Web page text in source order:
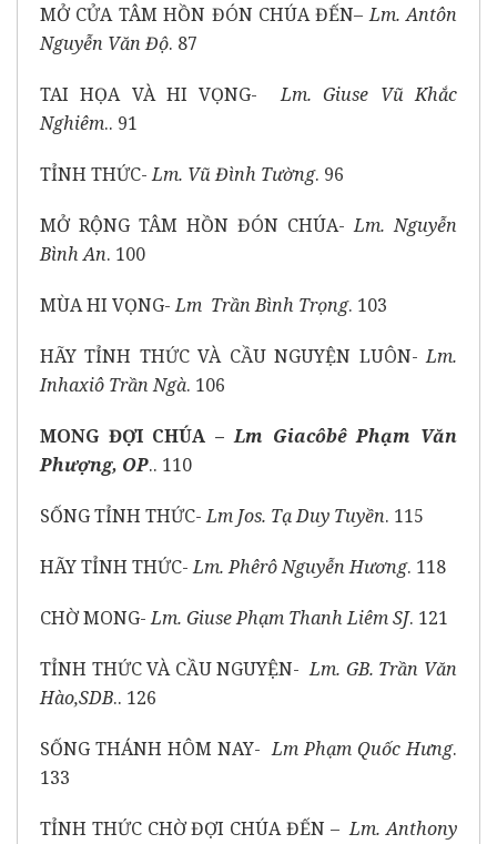
MỞ CỬA TÂM HỒN ĐÓN CHÚA ĐẾN– Lm. Antôn
Nguyễn Văn Độ. 87
TAI HỌA VÀ HI VỌNG-Lm. Giuse Vũ Khắc
Nghiêm.. 91
TỈNH THỨC-Lm. Vũ Đình Tường. 96
MỞ RỘNG TÂM HỒN ĐÓN CHÚA-Lm. Nguyễn
Bình An. 100
MÙA HI VỌNG-Lm Trần Bình Trọng. 103
HÃY TỈNH THỨC VÀ CẦU NGUYỆN LUÔN-Lm.
Inhaxiô Trần Ngà. 106
MONG ĐỢI CHÚA –Lm Giacôbê Phạm Văn
Phượng, OP.. 110
SỐNG TỈNH THỨC-Lm Jos. Tạ Duy Tuyền. 115
HÃY TỈNH THỨC-Lm. Phêrô Nguyễn Hương. 118
CHỜ MONG-Lm. Giuse Phạm Thanh Liêm SJ. 121
TỈNH THỨC VÀ CẦU NGUYỆN-Lm. GB. Trần Văn
Hào,SDB.. 126
SỐNG THÁNH HÔM NAY-Lm Phạm Quốc Hưng.
133
TỈNH THỨC CHỜ ĐỢI CHÚA ĐẾN –Lm. Anthony